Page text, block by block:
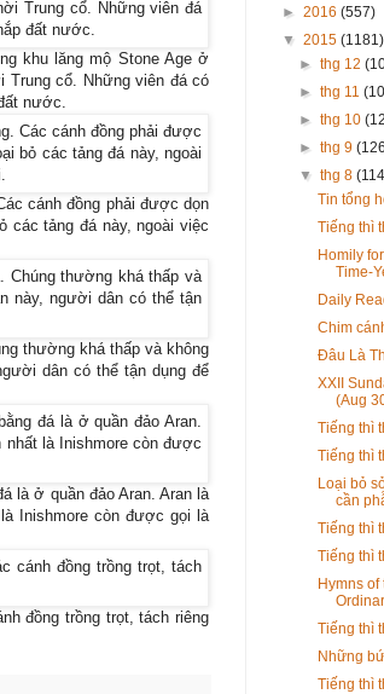
khu lăng mộ Stone Age ở
Trung cổ. Những viên đá có
nước.
cánh đồng phải được dọn
các tảng đá này, ngoài việc
thường khá thấp và không
dân có thể tận dụng để
là ở quần đảo Aran. Aran là
Inishmore còn được gọi là
đồng trồng trọt, tách riêng
► 2016 (557)
▼ 2015 (1181)
►thg 12
►thg 11
►thg 10
►thg 9
▼thg 8
Tin tổng
Tiếng thì
Homily
Time-
Daily
Chim
Đâu Là
XXII
(Aug
Tiếng thì
Tiếng thì
Loại bỏ
cần
Tiếng thì
Tiếng thì
Hymns of
Tiếng thì
Những
Tiếng thì